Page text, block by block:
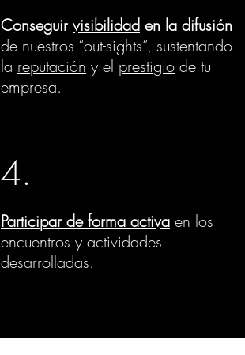
Conseguirvisibilidad en la difusión
de nuestros “out-sights”, sustentando
la reputación y el prestigio de tu
empresa.
4.
Participar de forma activa en los
encuentros y actividades
desarrolladas.